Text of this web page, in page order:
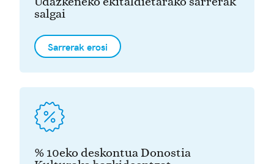
salgai
Sarrerak erosi
% 10eko deskontua Donostia